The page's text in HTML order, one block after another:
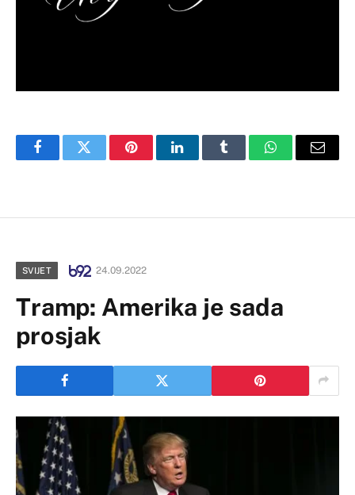
FacebookTwitter PinterestLinkedInTumblr WhatsAppEmail
SVIJET 24.09.2022
Tramp: Amerika je sada
prosjak